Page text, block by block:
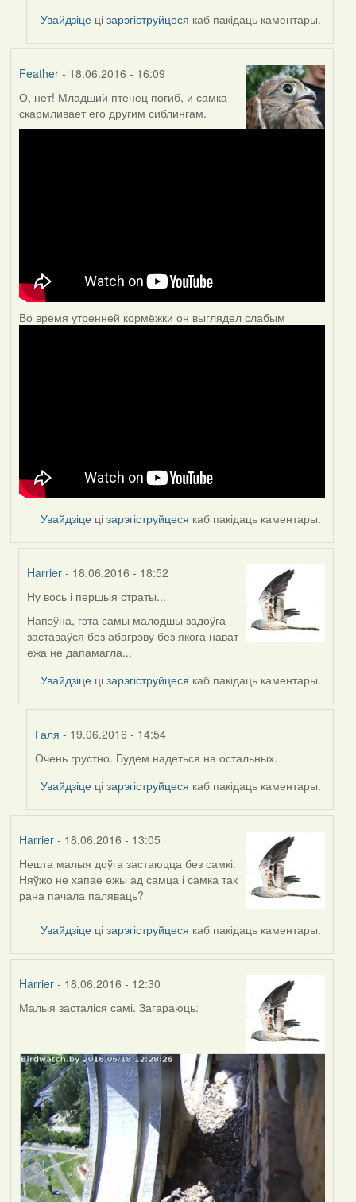
Увайдзіце цізарэгіструйцеся каб пакідаць каментары.
Feather- 18.06.2016 - 16:09
О, нет! Младший птенец погиб, и самка
скармливает его другим сиблингам.
Во время утренней кормёжки он выглядел слабым
Увайдзіце цізарэгіструйцеся каб пакідаць каментары.
Harrier - 18.06.2016 - 18:52
In
reply
to
by
Ну вось і першыя страты...
Напэўна, гэта самы малодшы задоўга
заставаўся без абагрэву без якога нават
ежа не дапамагла...
Увайдзіце цізарэгіструйцеся каб пакідаць каментары.
Галя - 19.06.2016 - 14:54
In
reply
by
Очень грустно. Будем надеться на остальных.
Увайдзіце цізарэгіструйцеся каб пакідаць каментары.
Harrier- 18.06.2016 - 13:05
Нешта малыя доўга застаюцца без самкі.
Няўжо не хапае ежы ад самца і самка так
рана пачала паляваць?
Увайдзіце цізарэгіструйцеся каб пакідаць каментары.
Harrier- 18.06.2016 - 12:30
Малыя засталіся самі. Загараюць: